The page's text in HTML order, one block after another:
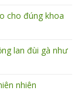
cho đúng khoa
lan đùi gà như
nhiên